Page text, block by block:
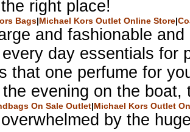
right place!
Bags|Michael Kors Outlet Online Store|
and fashionable
day essentials for
that one perfume for
the evening on the
On Sale Outlet|Michael Kors Outlet
by the